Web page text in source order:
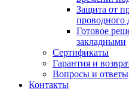
Защита от
проводного
Готовое
закладными
Сертификаты
Гарантия и
Вопросы и ответы
Контакты